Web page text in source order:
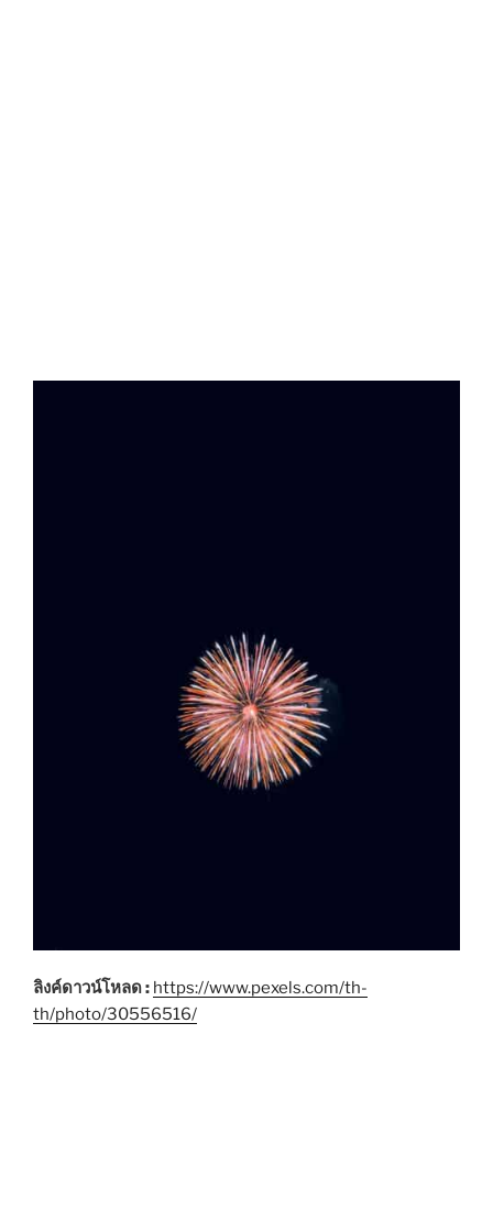
ลิงค์ดาวน์โหลด : https://www.pexels.com/th-
th/photo/30556516/